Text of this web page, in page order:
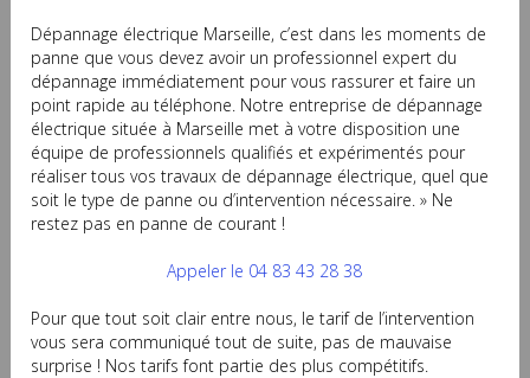
Dépannage électrique Marseille, c’est dans les moments de
panne que vous devez avoir un professionnel expert du
dépannage immédiatement pour vous rassurer et faire un
point rapide au téléphone. Notre entreprise de dépannage
électrique située à Marseille met à votre disposition une
équipe de professionnels qualifiés et expérimentés pour
réaliser tous vos travaux de dépannage électrique, quel que
soit le type de panne ou d’intervention nécessaire. » Ne
restez pas en panne de courant !
Appeler le 04 83 43 28 38
Pour que tout soit clair entre nous, le tarif de l’intervention
vous sera communiqué tout de suite, pas de mauvaise
surprise ! Nos tarifs font partie des plus compétitifs.